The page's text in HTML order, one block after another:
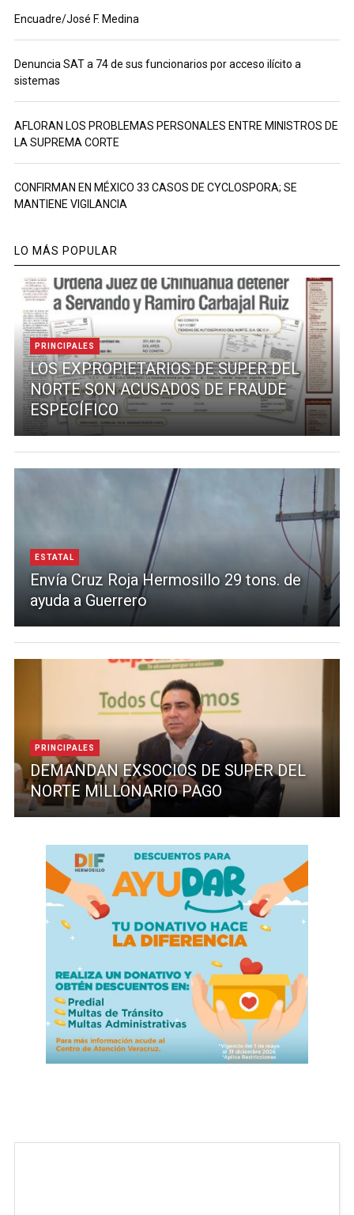
Encuadre/José F. Medina
Denuncia SAT a 74 de sus funcionarios por acceso ilícito a
sistemas
AFLORAN LOS PROBLEMAS PERSONALES ENTRE MINISTROS DE
LA SUPREMA CORTE
CONFIRMAN EN MÉXICO 33 CASOS DE CYCLOSPORA; SE
MANTIENE VIGILANCIA
LO MÁS POPULAR
PRINCIPALES
LOS EXPROPIETARIOS DE SUPER DEL
NORTE SON ACUSADOS DE FRAUDE
ESPECÍFICO
ESTATAL
Envía Cruz Roja Hermosillo 29 tons. de
ayuda a Guerrero
PRINCIPALES
DEMANDAN EXSOCIOS DE SUPER DEL
NORTE MILLONARIO PAGO